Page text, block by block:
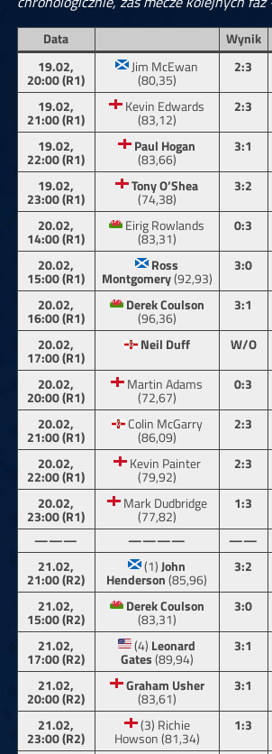
Data
Wynik
19.02,
20:00 (R1)
Jim McEwan
(80,35)
2:3
19.02,
21:00 (R1)
Kevin Edwards
(83,12)
2:3
19.02,
22:00 (R1)
Paul Hogan
(83,66)
3:1
19.02,
23:00 (R1)
Tony O’Shea
(74,38)
3:2
20.02,
14:00 (R1)
Eirig Rowlands
(83,31)
0:3
20.02,
15:00 (R1)
Ross
Montgomery(92,93)
3:0
20.02,
16:00 (R1)
Derek Coulson
(96,36)
3:1
20.02,
17:00 (R1)
Neil Duff W/O
20.02,
20:00 (R1)
Martin Adams
(72,67)
0:3
20.02,
21:00 (R1)
Colin McGarry
(86,09)
2:3
20.02,
22:00 (R1)
Kevin Painter
(79,92)
2:3
20.02,
23:00 (R1)
Mark Dudbridge
(77,82)
1:3
———
———— ——
21.02,
21:00 (R2)
(1)John
Henderson(85,96)
3:2
21.02,
15:00 (R2)
Derek Coulson
(83,31)
3:0
21.02,
17:00 (R2)
(4) Leonard
Gates(89,94)
3:1
21.02,
20:00 (R2)
Graham Usher
(83,61)
3:1
21.02,
23:00 (R2)
(3) Richie
Howson (81,34)
1:3